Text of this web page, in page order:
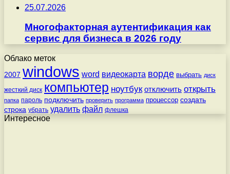
25.07.2026
Многофакторная аутентификация как
сервис для бизнеса в 2026 году
Облако меток
2007 windows word видеокарта ворде выбрать диск
жесткий диск компьютер ноутбук отключить открыть
папка пароль подключить проверить программа процессор создать
строка убрать удалить файл флешка
Интересное